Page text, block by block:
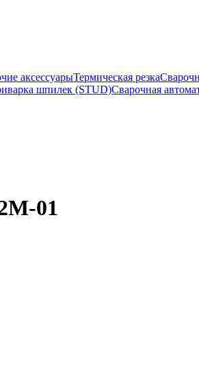
аксессуарыТермическая резка
шпилек (STUD)Сварочная
01